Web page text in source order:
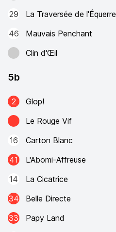
29
La Traversée de l'Équerre
46
Mauvais Penchant
Clin d'Œil
5b
2 Glop!
Le Rouge Vif
16
Carton Blanc
41
L'Abomi-Affreuse
14
La Cicatrice
34
Belle Directe
33
Papy Land